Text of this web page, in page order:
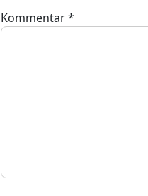
Kommentar*